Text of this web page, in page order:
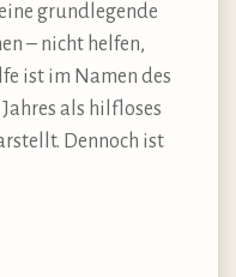
grundlegende
– nicht helfen,
ist im Namen des
als hilfloses
Dennoch ist